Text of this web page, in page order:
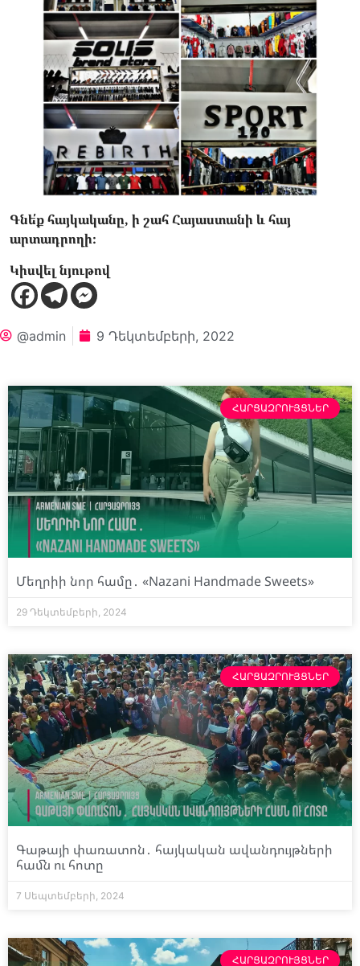
Գնե՛ք հայկականը, ի շահ Հայաստանի և հայ
արտադրողի։
Կիսվել նյութով
@admin 9 Դեկտեմբերի, 2022
ՀԱՐՑԱԶՐՈՒՅՑՆԵՐ
Մեղրիի նոր համը․ «Nazani Handmade Sweets»
29 Դեկտեմբերի, 2024
ՀԱՐՑԱԶՐՈՒՅՑՆԵՐ
Գաթայի փառատոն․ հայկական ավանդույթների
համն ու հոտը
7 Սեպտեմբերի, 2024
ՀԱՐՑԱԶՐՈՒՅՑՆԵՐ